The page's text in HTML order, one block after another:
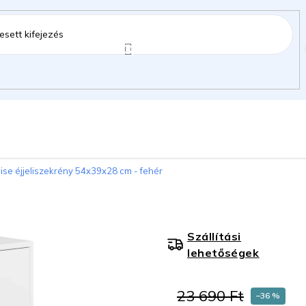
éjjeliszekrény 54x39x28 cm - fehér
23 690 Ft –36 %
Szállítási
lehetőségek